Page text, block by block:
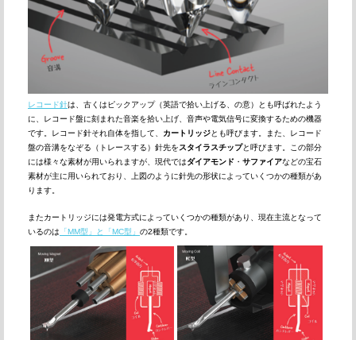
レコード針は、古くはピックアップ（英語で拾い上げる、の意）とも呼ばれたよう
に、レコード盤に刻まれた音楽を拾い上げ、音声や電気信号に変換するための機器
です。レコード針それ自体を指して、 カートリッジとも呼びます。また、レコード
盤の音溝をなぞる（トレースする）針先をスタイラスチップと呼びます。この部分
には様々な素材が用いられますが、現代ではダイアモンド ・ サファイアなどの宝石
素材が主に用いられており、上図のように針先の形状によっていくつかの種類があ
ります。
またカートリッジには発電方式によっていくつかの種類があり、現在主流となって
いるのは 「MM型」と「MC型」 の2種類です。